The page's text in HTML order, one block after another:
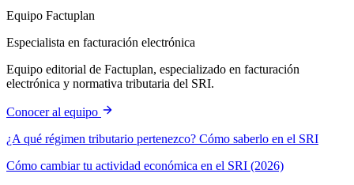
Equipo Factuplan
Especialista en facturación electrónica
Equipo editorial de Factuplan, especializado en facturación
electrónica y normativa tributaria del SRI.
Conocer al equipo
¿A qué régimen tributario pertenezco? Cómo saberlo en el SRI
Cómo cambiar tu actividad económica en el SRI (2026)